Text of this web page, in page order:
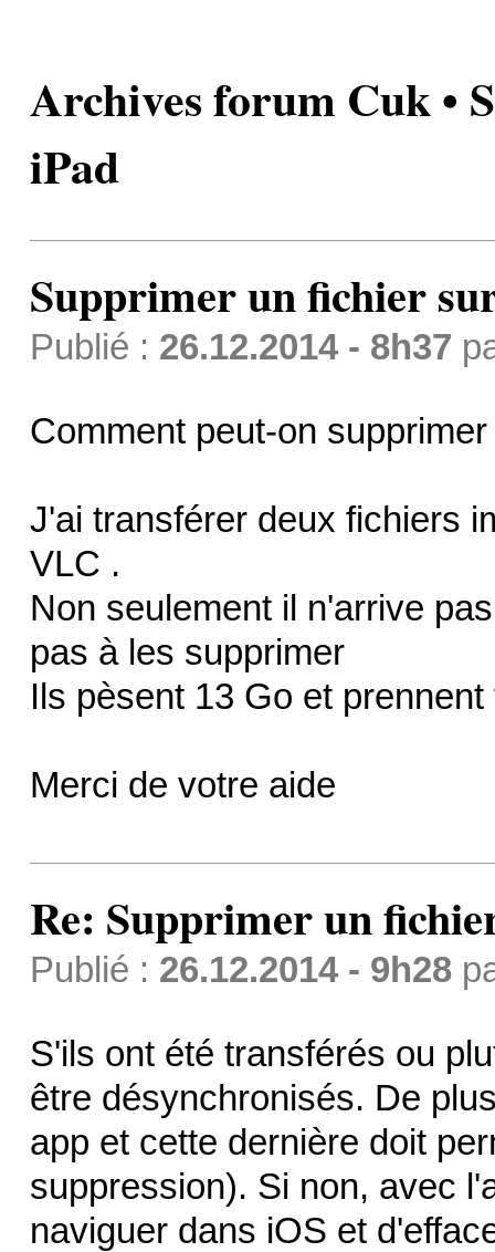
Archives forum Cuk •
iPad
Supprimer un fichier
Publié : 26.12.2014 - 8h37
Comment peut-on
J'ai transférer deux fichiers
VLC .
Non seulement il n'arrive
pas à les supprimer
Ils pèsent 13 Go et
Merci de votre aide
Re: Supprimer un
Publié : 26.12.2014 - 9h28
S'ils ont été transférés ou
être désynchronisés. De
app et cette dernière doit
suppression). Si non, avec
naviguer dans iOS et